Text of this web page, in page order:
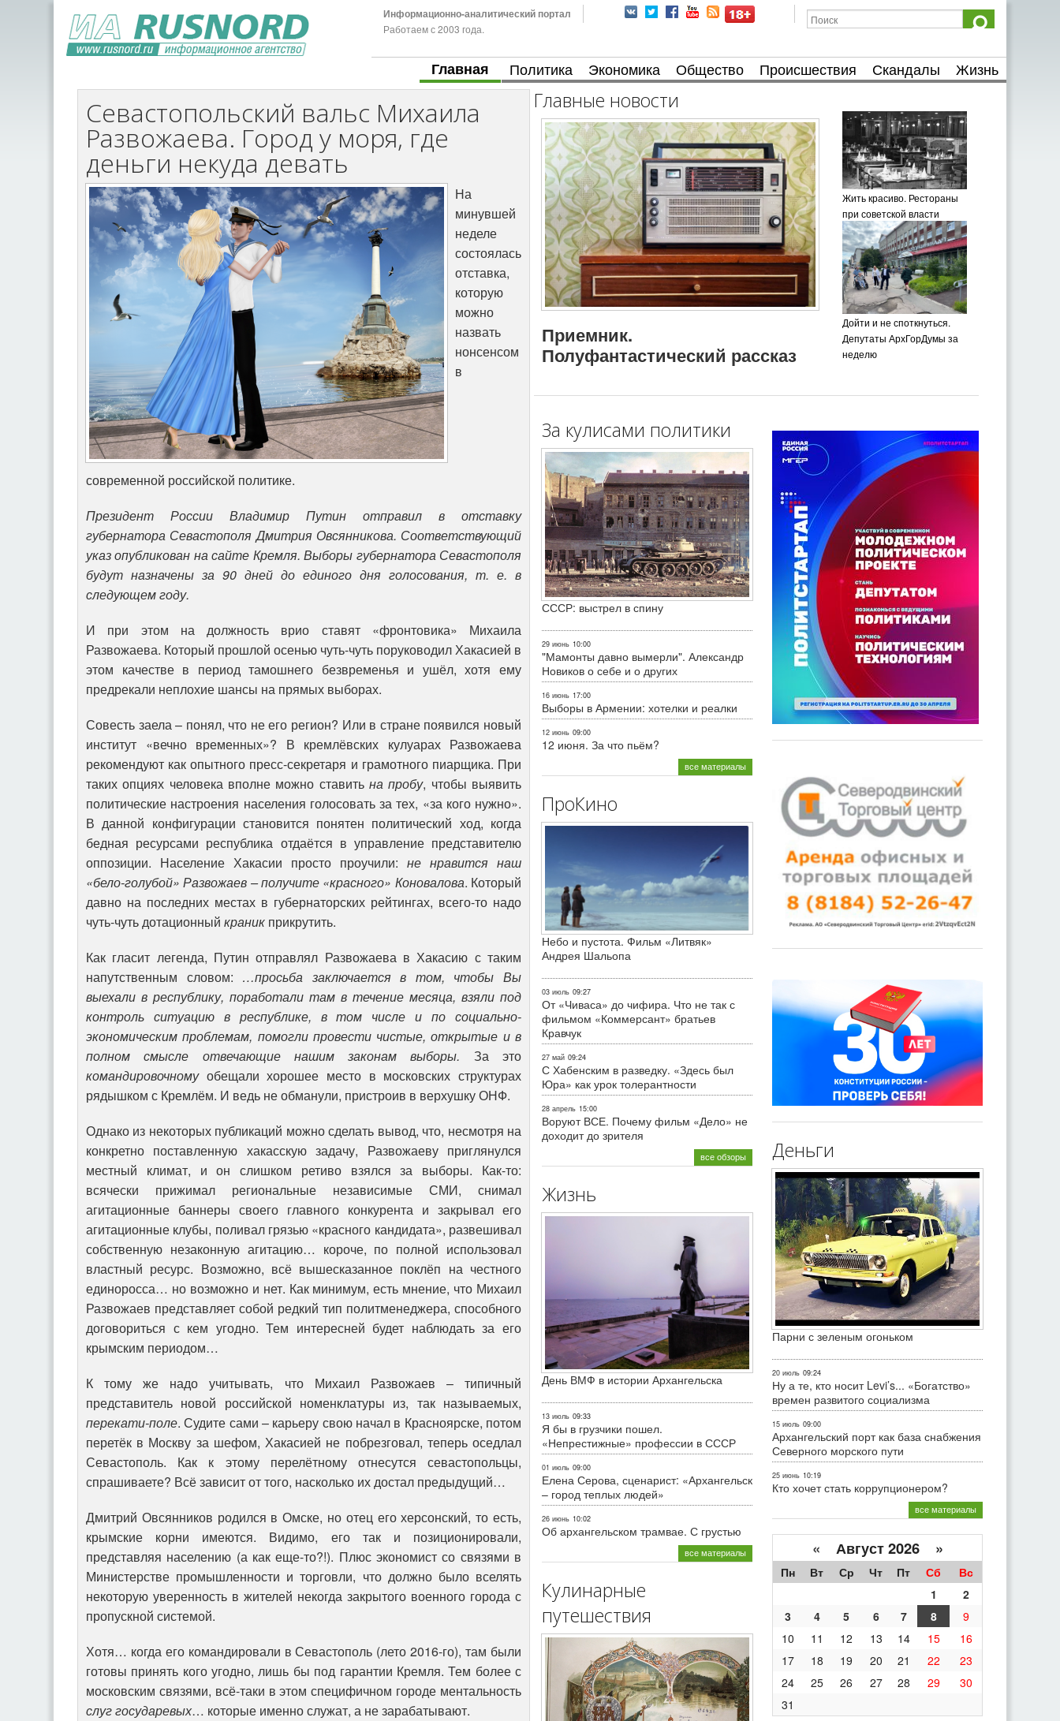
Информационно-аналитический портал
Работаем с 2003 года.
Главная Политика Экономика Общество Происшествия Скандалы Жизнь
Севастопольский вальс Михаила
Развожаева. Город у моря, где
деньги некуда девать
На
минувшей
неделе
состоялась
отставка,
которую
можно
назвать
нонсенсом
в
современной российской политике.
Президент России Владимир Путин отправил в отставку
губернатора Севастополя Дмитрия Овсянникова. Соответствующий
указ опубликован на сайте Кремля. Выборы губернатора Севастополя
будут назначены за 90 дней до единого дня голосования, т. е. в
следующем году.
И при этом на должность врио ставят «фронтовика» Михаила
Развожаева. Который прошлой осенью чуть-чуть поруководил Хакасией в
этом качестве в период тамошнего безвременья и ушёл, хотя ему
предрекали неплохие шансы на прямых выборах.
Совесть заела – понял, что не его регион? Или в стране появился новый
институт «вечно временных»? В кремлёвских кулуарах Развожаева
рекомендуют как опытного пресс-секретаря и грамотного пиарщика. При
таких опциях человека вполне можно ставить на пробу, чтобы выявить
политические настроения населения голосовать за тех, «за кого нужно».
В данной конфигурации становится понятен политический ход, когда
бедная ресурсами республика отдаётся в управление представителю
оппозиции. Население Хакасии просто проучили: не нравится наш
«бело-голубой» Развожаев – получите «красного» Коновалова. Который
давно на последних местах в губернаторских рейтингах, всего-то надо
чуть-чуть дотационный краник прикрутить.
Как гласит легенда, Путин отправлял Развожаева в Хакасию с таким
напутственным словом: …просьба заключается в том, чтобы Вы
выехали в республику, поработали там в течение месяца, взяли под
контроль ситуацию в республике, в том числе и по социально-
экономическим проблемам, помогли провести чистые, открытые и в
полном смысле отвечающие нашим законам выборы. За это
командировочномуобещали хорошее место в московских структурах
рядышком с Кремлём. И ведь не обманули, пристроив в верхушку ОНФ.
Однако из некоторых публикаций можно сделать вывод, что, несмотря на
конкретно поставленную хакасскую задачу, Развожаеву приглянулся
местный климат, и он слишком ретиво взялся за выборы. Как-то:
всячески прижимал региональные независимые СМИ, снимал
агитационные баннеры своего главного конкурента и закрывал его
агитационные клубы, поливал грязью «красного кандидата», развешивал
собственную незаконную агитацию… короче, по полной использовал
властный ресурс. Возможно, всё вышесказанное поклёп на честного
единоросса… но возможно и нет. Как минимум, есть мнение, что Михаил
Развожаев представляет собой редкий тип политменеджера, способного
договориться с кем угодно. Тем интересней будет наблюдать за его
крымским периодом…
К тому же надо учитывать, что Михаил Развожаев – типичный
представитель новой российской номенклатуры из, так называемых,
перекати-поле. Судите сами – карьеру свою начал в Красноярске, потом
перетёк в Москву за шефом, Хакасией не побрезговал, теперь оседлал
Севастополь. Как к этому перелётному отнесутся севастопольцы,
спрашиваете? Всё зависит от того, насколько их достал предыдущий…
Дмитрий Овсянников родился в Омске, но отец его херсонский, то есть,
крымские корни имеются. Видимо, его так и позиционировали,
представляя населению (а как еще-то?!). Плюс экономист со связями в
Министерстве промышленности и торговли, что должно было вселять
некоторую уверенность в жителей некогда закрытого военного города с
пропускной системой.
Хотя… когда его командировали в Севастополь (лето 2016-го), там были
готовы принять кого угодно, лишь бы под гарантии Кремля. Тем более с
московским связями, всё-таки в этом специфичном городе ментальность
слуг государевых… которые именно служат, а не зарабатывают.
Главные новости
Приемник.
Полуфантастический рассказ
Жить красиво. Рестораны
при советской власти
Дойти и не споткнуться.
Депутаты АрхГорДумы за
неделю
За кулисами политики
СССР: выстрел в спину
29 июнь 10:00
"Мамонты давно вымерли". Александр
Новиков о себе и о других
16 июнь 17:00
Выборы в Армении: хотелки и реалки
12 июнь 09:00
12 июня. За что пьём?
все материалы
ПроКино
Небо и пустота. Фильм «Литвяк»
Андрея Шальопа
03 июль 09:27
От «Чиваса» до чифира. Что не так с
фильмом «Коммерсант» братьев
Кравчук
27 май 09:24
С Хабенским в разведку. «Здесь был
Юра» как урок толерантности
28 апрель 15:00
Воруют ВСЕ. Почему фильм «Дело» не
доходит до зрителя
все обзоры
Жизнь
День ВМФ в истории Архангельска
13 июль 09:33
Я бы в грузчики пошел.
«Непрестижные» профессии в СССР
01 июль 09:00
Елена Серова, сценарист: «Архангельск
– город теплых людей»
26 июнь 10:02
Об архангельском трамвае. С грустью
все материалы
Кулинарные
путешествия
Деньги
Парни с зеленым огоньком
20 июль 09:24
Ну а те, кто носит Levi’s... «Богатство»
времен развитого социализма
15 июль 09:00
Архангельский порт как база снабжения
Северного морского пути
25 июнь 10:19
Кто хочет стать коррупционером?
все материалы
« Август 2026 »
Пн Вт Ср Чт Пт Сб
Вс
1
2
3
4 5 6 7 8
9
10
11 12 13 14 15
16
17
18 19 20 21 22
23
24
25 26 27 28 29
30
31